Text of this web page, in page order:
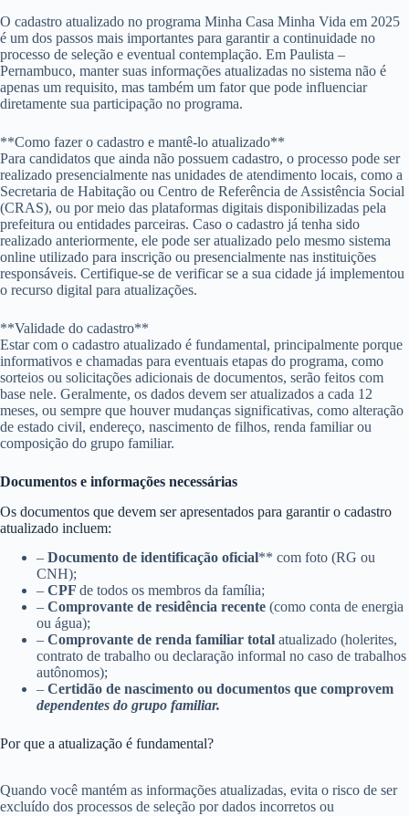
O cadastro atualizado no programa Minha Casa Minha Vida em 2025
é um dos passos mais importantes para garantir a continuidade no
processo de seleção e eventual contemplação. Em Paulista –
Pernambuco, manter suas informações atualizadas no sistema não é
apenas um requisito, mas também um fator que pode influenciar
diretamente sua participação no programa.
**Como fazer o cadastro e mantê-lo atualizado**
Para candidatos que ainda não possuem cadastro, o processo pode ser
realizado presencialmente nas unidades de atendimento locais, como a
Secretaria de Habitação ou Centro de Referência de Assistência Social
(CRAS), ou por meio das plataformas digitais disponibilizadas pela
prefeitura ou entidades parceiras. Caso o cadastro já tenha sido
realizado anteriormente, ele pode ser atualizado pelo mesmo sistema
online utilizado para inscrição ou presencialmente nas instituições
responsáveis. Certifique-se de verificar se a sua cidade já implementou
o recurso digital para atualizações.
**Validade do cadastro**
Estar com o cadastro atualizado é fundamental, principalmente porque
informativos e chamadas para eventuais etapas do programa, como
sorteios ou solicitações adicionais de documentos, serão feitos com
base nele. Geralmente, os dados devem ser atualizados a cada 12
meses, ou sempre que houver mudanças significativas, como alteração
de estado civil, endereço, nascimento de filhos, renda familiar ou
composição do grupo familiar.
Documentos e informações necessárias
Os documentos que devem ser apresentados para garantir o cadastro
atualizado incluem:
– Documento de identificação oficial** com foto (RG ou
CNH);
– CPF de todos os membros da família;
– Comprovante de residência recente (como conta de energia
ou água);
– Comprovante de renda familiar total atualizado (holerites,
contrato de trabalho ou declaração informal no caso de trabalhos
autônomos);
– Certidão de nascimento ou documentos que comprovem
dependentes do grupo familiar.
Por que a atualização é fundamental?
Quando você mantém as informações atualizadas, evita o risco de ser
excluído dos processos de seleção por dados incorretos ou